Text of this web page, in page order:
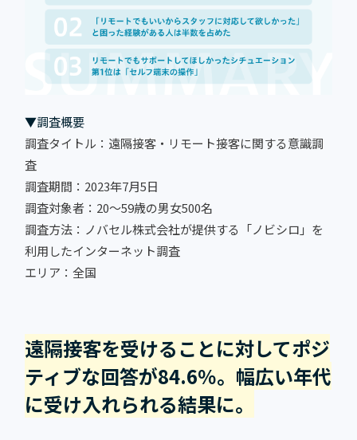
▼調査概要
調査タイトル：遠隔接客・リモート接客に関する意識調
査
調査期間：2023年7月5日
調査対象者：20～59歳の男女500名
調査方法：ノバセル株式会社が提供する「ノビシロ」を
利用したインターネット調査
エリア：全国
遠隔接客を受けることに対してポジ
ティブな回答が84.6％。幅広い年代
に受け入れられる結果に。